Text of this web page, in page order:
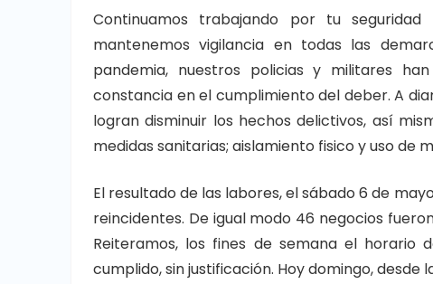
Continuamos trabajando por tu
mantenemos vigilancia en todas las
pandemia, nuestros policias y militares
constancia en el cumplimiento del deber. A
logran disminuir los hechos delictivos, así
medidas sanitarias; aislamiento fisico y uso de
El resultado de las labores, el sábado 6 de
reincidentes. De igual modo 46 negocios
Reiteramos, los fines de semana el
cumplido, sin justificación. Hoy domingo, desde